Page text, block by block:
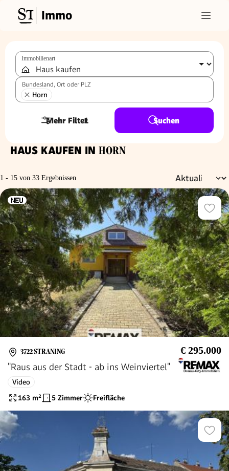
Immo
Immobilienart
Bundesland, Ort oder PLZ
Horn
Mehr Filter
1 Suchen
HAUS KAUFEN IN HORN
1 - 15 von 33 Ergebnissen
3722 STRANING € 295.000
"Raus aus der Stadt - ab ins Weinviertel"
Video
163 m² 5 Zimmer Freifläche